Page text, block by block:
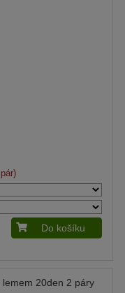
Do košíku
20den 2 páry